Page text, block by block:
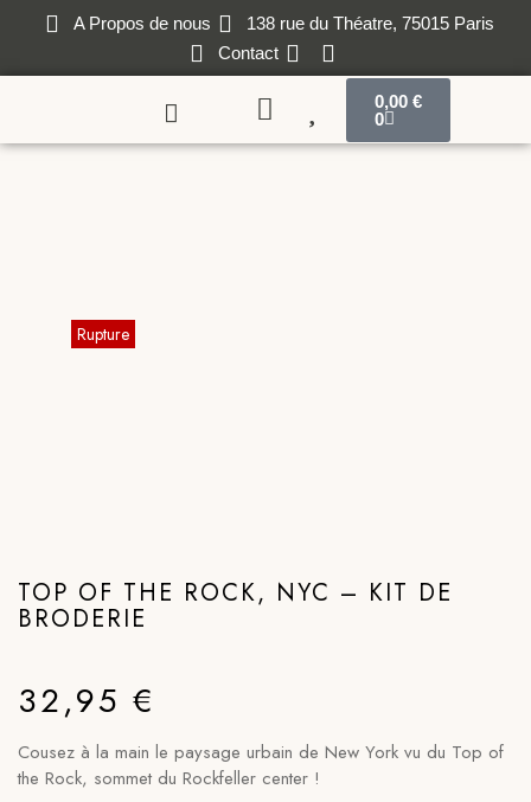
A Propos de nous
138 rue du Théatre, 75015 Paris
Contact
0,00€
0
TOP OF THE ROCK, NYC – KIT DE
BRODERIE
32,95 €
Cousez à la main le paysage urbain de New York vu du Top of
the Rock, sommet du Rockfeller center !